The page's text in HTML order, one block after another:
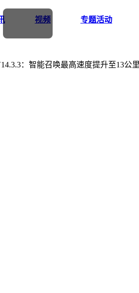
视频
专题活动
：智能召唤最高速度提升至13公